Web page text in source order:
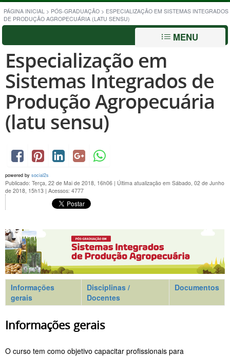
PÁGINA INICIAL > PÓS-GRADUAÇÃO > ESPECIALIZAÇÃO EM SISTEMAS INTEGRADOS
DE PRODUÇÃO AGROPECUÁRIA (LATU SENSU)
MENU
Especialização em
Sistemas Integrados de
Produção Agropecuária
(latu sensu)
powered by social2s
Publicado: Terça, 22 de Mai de 2018, 16h06 | Última atualização em Sábado, 02 de Junho
de 2018, 15h13 | Acessos: 4777
Informações
gerais
Disciplinas /
Docentes
Documentos
Informações gerais
O curso tem como objetivo capacitar profissionais para